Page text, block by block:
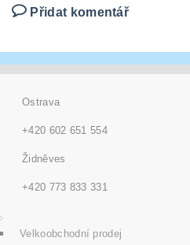
Přidat komentář
Ostrava
+420 602 651 554
Židněves
+420 773 833 331
Velkoobchodní prodej